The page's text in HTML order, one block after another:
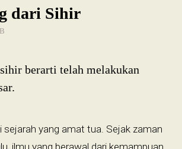
dari Sihir
berarti telah melakukan
sejarah yang amat tua. Sejak zaman